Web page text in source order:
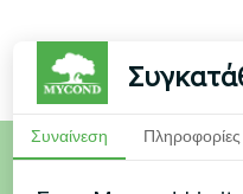
Συναίνεση Πληροφορίες